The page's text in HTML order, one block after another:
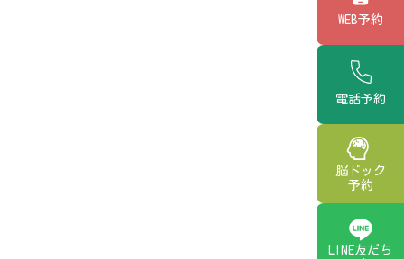
WEB予約
電話予約
脳ドック
予約
LINE友だち